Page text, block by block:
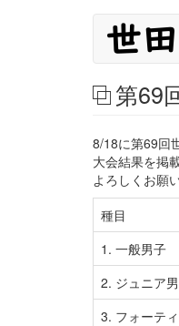
メ
イ
ン
ナ
ビ
ゲ
ー
シ
ョ
ン
第69
8/18に第69回
大会結果を掲
よろしくお願
種目
1. 一般男子
2. ジュニア
3. フォーテ